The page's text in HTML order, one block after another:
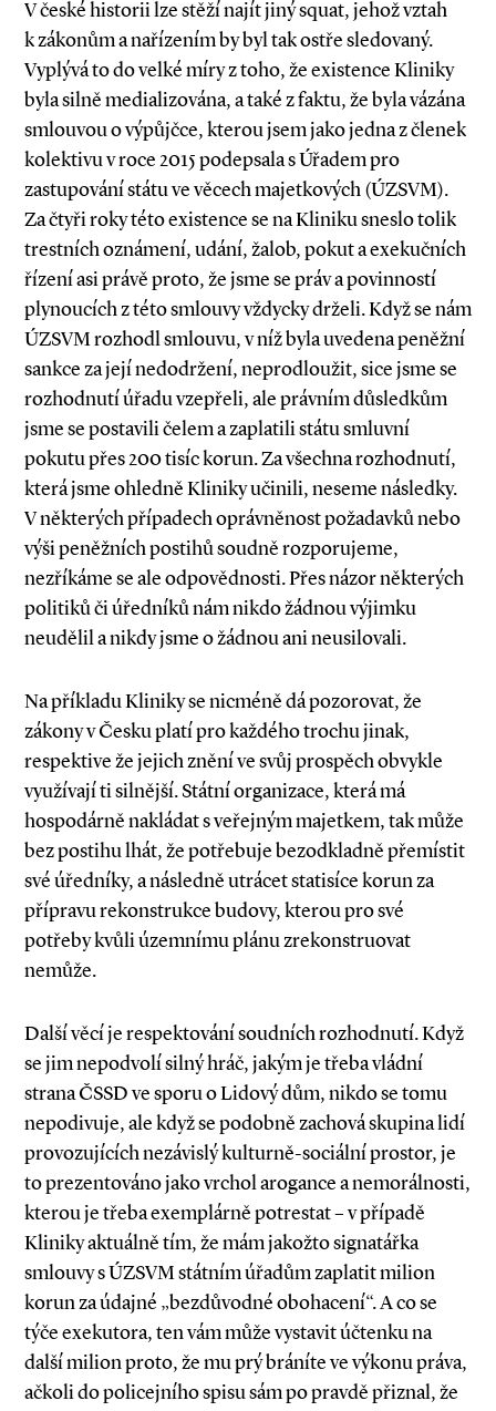
V české historii lze stěží najít jiný squat, jehož vztah
k zákonům a nařízením by byl tak ostře sledovaný.
Vyplývá to do velké míry z toho, že existence Kliniky
byla silně medializována, a také z faktu, že byla vázána
smlouvou o výpůjčce, kterou jsem jako jedna z členek
kolektivu v roce 2015 podepsala s Úřadem pro
zastupování státu ve věcech majetkových (ÚZSVM).
Za čtyři roky této existence se na Kliniku sneslo tolik
trestních oznámení, udání, žalob, pokut a exekučních
řízení asi právě proto, že jsme se práv a povinností
plynoucích z této smlouvy vždycky drželi. Když se nám
ÚZSVM rozhodl smlouvu, v níž byla uvedena peněžní
sankce za její nedodržení, neprodloužit, sice jsme se
rozhodnutí úřadu vzepřeli, ale právním důsledkům
jsme se postavili čelem a zaplatili státu smluvní
pokutu přes 200 tisíc korun. Za všechna rozhodnutí,
která jsme ohledně Kliniky učinili, neseme následky.
V některých případech oprávněnost požadavků nebo
výši peněžních postihů soudně rozporujeme,
nezříkáme se ale odpovědnosti. Přes názor některých
politiků či úředníků nám nikdo žádnou výjimku
neudělil a nikdy jsme o žádnou ani neusilovali.
Na příkladu Kliniky se nicméně dá pozorovat, že
zákony v Česku platí pro každého trochu jinak,
respektive že jejich znění ve svůj prospěch obvykle
využívají ti silnější. Státní organizace, která má
hospodárně nakládat s veřejným majetkem, tak může
bez postihu lhát, že potřebuje bezodkladně přemístit
své úředníky, a následně utrácet statisíce korun za
přípravu rekonstrukce budovy, kterou pro své
potřeby kvůli územnímu plánu zrekonstruovat
nemůže.
Další věcí je respektování soudních rozhodnutí. Když
se jim nepodvolí silný hráč, jakým je třeba vládní
strana ČSSD ve sporu o Lidový dům, nikdo se tomu
nepodivuje, ale když se podobně zachová skupina lidí
provozujících nezávislý kulturně­-sociální prostor, je
to prezentováno jako vrchol arogance a nemorálnosti,
kterou je třeba exemplárně potrestat – v případě
Kliniky aktuálně tím, že mám jakožto signatářka
smlouvy s ÚZSVM státním úřadům zaplatit milion
korun za údajné „bezdůvodné obohacení“. A co se
týče exekutora, ten vám může vystavit účtenku na
další milion proto, že mu prý bráníte ve výkonu práva,
ačkoli do policejního spisu sám po pravdě přiznal, že